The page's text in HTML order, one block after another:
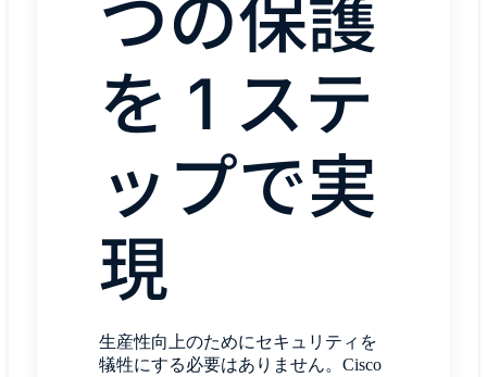
つの保護
を 1 ステ
ップで実
現
生産性向上のためにセキュリティを
犠牲にする必要はありません。Cisco